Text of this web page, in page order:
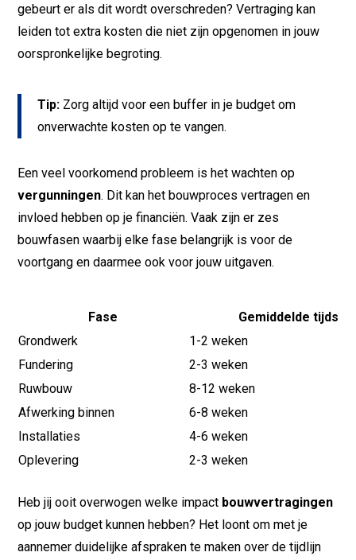
gebeurt er als dit wordt overschreden? Vertraging kan
leiden tot extra kosten die niet zijn opgenomen in jouw
oorspronkelijke begroting.
Tip: Zorg altijd voor een buffer in je budget om
onverwachte kosten op te vangen.
Een veel voorkomend probleem is het wachten op
vergunningen. Dit kan het bouwproces vertragen en
invloed hebben op je financiën. Vaak zijn er zes
bouwfasen waarbij elke fase belangrijk is voor de
voortgang en daarmee ook voor jouw uitgaven.
Fase
Gemiddelde
Grondwerk
1-2 weken
Fundering
2-3 weken
Ruwbouw
8-12 weken
Afwerking binnen
6-8 weken
Installaties
4-6 weken
Oplevering
2-3 weken
Heb jij ooit overwogen welke impact bouwvertragingen
op jouw budget kunnen hebben? Het loont om met je
aannemer duidelijke afspraken te maken over de tijdlijn